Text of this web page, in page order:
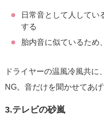
日常音として人してい
する
胎内音に似ているため
ドライヤーの温風冷風共に
NG。音だけを聞かせてあげ
3.テレビの砂嵐